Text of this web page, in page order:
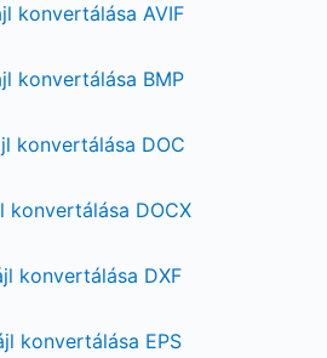
konvertálása AVIF
konvertálása BMP
konvertálása DOC
konvertálása DOCX
konvertálása DXF
konvertálása EPS